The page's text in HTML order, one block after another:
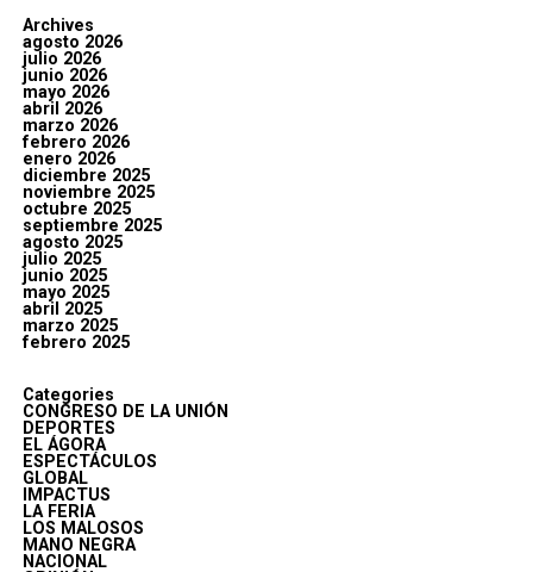
Archives
agosto 2026
julio 2026
junio 2026
mayo 2026
abril 2026
marzo 2026
febrero 2026
enero 2026
diciembre 2025
noviembre 2025
octubre 2025
septiembre 2025
agosto 2025
julio 2025
junio 2025
mayo 2025
abril 2025
marzo 2025
febrero 2025
Categories
CONGRESO DE LA UNIÓN
DEPORTES
EL ÁGORA
ESPECTÁCULOS
GLOBAL
IMPACTUS
LA FERIA
LOS MALOSOS
MANO NEGRA
NACIONAL